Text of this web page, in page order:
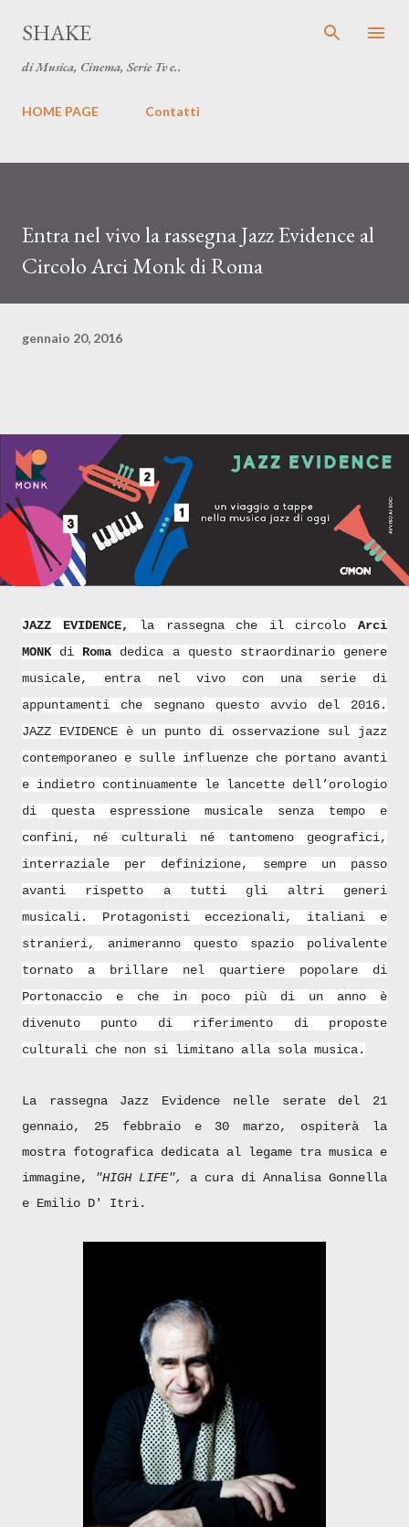
SHAKE
di Musica, Cinema, Serie Tv e..
HOME PAGE Contatti
Entra nel vivo la rassegna Jazz Evidence al
Circolo Arci Monk di Roma
gennaio 20, 2016
JAZZ EVIDENCE, la rassegna che il circoloArci
MONKdi Roma dedica a questo straordinario genere
musicale, entra nel vivo con una serie di
appuntamenti che segnano questo avvio del 2016.
JAZZ EVIDENCE è un punto di osservazione sul jazz
contemporaneo e sulle influenze che portano avanti
e indietro continuamente le lancette dell’orologio
di questa espressione musicale senza tempo e
confini, né culturali né tantomeno geografici,
interraziale per definizione, sempre un passo
avanti rispetto a tutti gli altri generi
musicali. Protagonisti eccezionali, italiani e
stranieri, animeranno questo spazio polivalente
tornato a brillare nel quartiere popolare di
Portonaccio e che in poco più di un anno è
divenuto punto di riferimento di proposte
culturali che non si limitano alla sola musica.
La rassegna Jazz Evidence nelle serate del 21
gennaio, 25 febbraio e 30 marzo, ospiterà la
mostra fotografica dedicata al legame tra musica e
immagine,
"HIGH LIFE",
a cura di Annalisa Gonnella
e Emilio D' Itri.